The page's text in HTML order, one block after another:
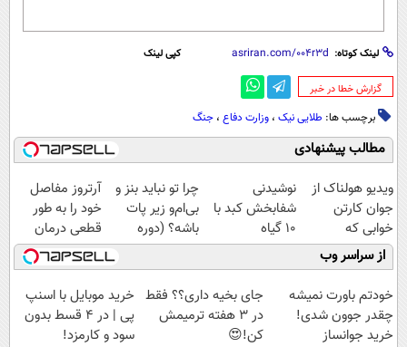
لینک کوتاه: کپی لینک
‌گزارش خطا در خبر
برچسب ها: طلایی نیک ، وزارت دفاع ، جنگ
مطالب پیشنهادی
ویدیو هولناک از
جوان کارتن
خوابی که
میلیاردر شد.
آموزش رایگان
نوشیدنی
شفابخش کبد با
10 گیاه
موثر(تخفیف تا
امشب)
چرا تو نباید بنز و
بی‌ام‌و زیر پات
باشه؟ (دوره
رایگان درآمد
میلیاردی)
آرتروز مفاصل
خود را به طور
قطعی درمان
کنید!
◗پرسش‌نامه◖
از سراسر وب
خودتم باورت نمیشه
چقدر جوون شدی!
خرید جوانساز
جای بخیه داری؟؟ فقط
در 3 هفته ترمیمش
کن!😍
خرید موبایل با اسنپ
پی | در ۴ قسط بدون
سود و کارمزد!